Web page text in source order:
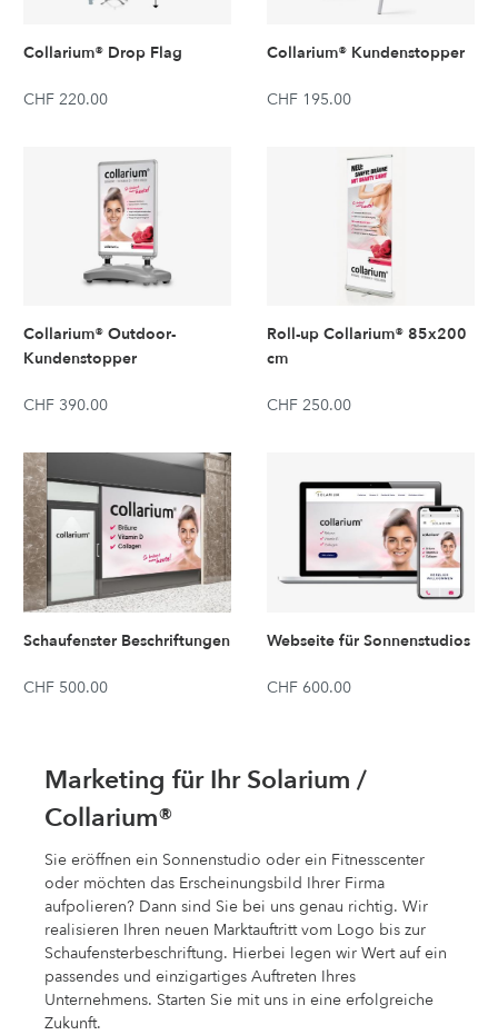
Collarium® Drop Flag
CHF 220.00
Collarium® Kundenstopper
CHF 195.00
Collarium® Outdoor-
Kundenstopper
CHF 390.00
Roll-up Collarium® 85x200
cm
CHF 250.00
Schaufenster Beschriftungen
CHF 500.00
Webseite für Sonnenstudios
CHF 600.00
Marketing für Ihr Solarium /
Collarium®
Sie eröffnen ein Sonnenstudio oder ein Fitnesscenter
oder möchten das Erscheinungsbild Ihrer Firma
aufpolieren? Dann sind Sie bei uns genau richtig. Wir
realisieren Ihren neuen Marktauftritt vom Logo bis zur
Schaufensterbeschriftung. Hierbei legen wir Wert auf ein
­passendes und einzigartiges Auftreten Ihres
Unternehmens. Starten Sie mit uns in eine erfolgreiche
Zukunft.